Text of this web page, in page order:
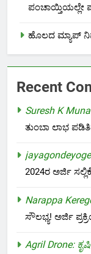
ಹೊಲದ ಮ್ಯಾಪ್
Recent
Suresh K
ತುಂಬಾ ಲಾಭ
2024ರ ಅರ್ಜಿ
Narappa
ಸೌಲಭ್ಯ! ಅರ್ಜಿ
Agril Drone: